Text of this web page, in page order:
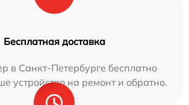
Бесплатная доставка
в Санкт-Петербурге бесплатно
устройство на ремонт и обратно.